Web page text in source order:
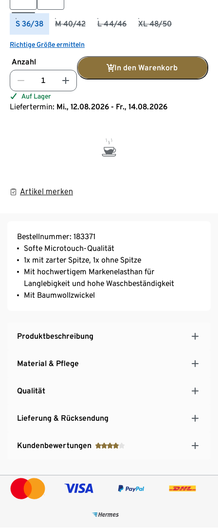
S 36/38 M 40/42 L 44/46 XL 48/50
Richtige Größe ermitteln
Anzahl
In den Warenkorb
Auf Lager
Liefertermin: Mi., 12.08.2026 - Fr., 14.08.2026
Artikel merken
Bestellnummer: 183371
Softe Microtouch-Qualität
1x mit zarter Spitze, 1x ohne Spitze
Mit hochwertigem Markenelasthan für
Langlebigkeit und hohe Waschbeständigkeit
Mit Baumwollzwickel
Produktbeschreibung
Material & Pflege
Qualität
Lieferung & Rücksendung
Kundenbewertungen